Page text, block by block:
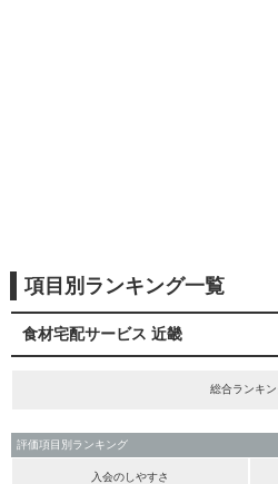
項目別ランキング一覧
食材宅配サービス 近畿
総合ランキ
評価項目別ランキング
入会のしやすさ